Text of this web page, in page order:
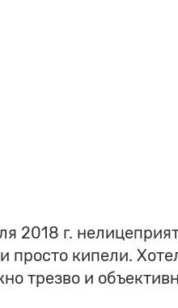
2018 г.
кипели.
трезво и